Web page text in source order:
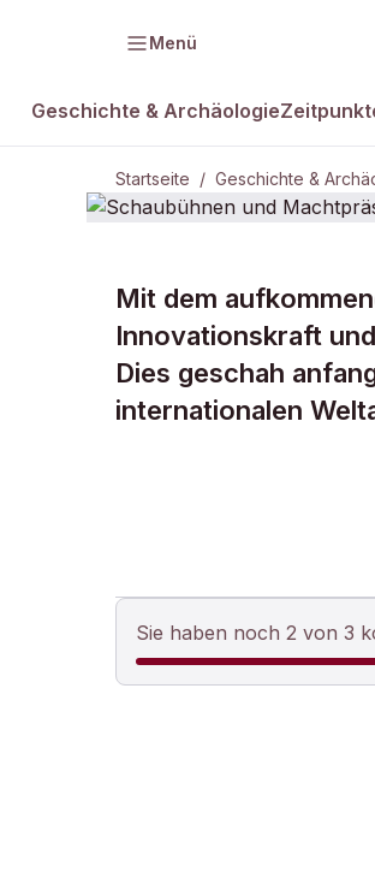
Menü
Geschichte & Archäologie
Startseite / Geschichte &
DAMALS Plus
Mit dem
Innovationskraft
Dies geschah
internationalen
Sie haben noch 2 von 3